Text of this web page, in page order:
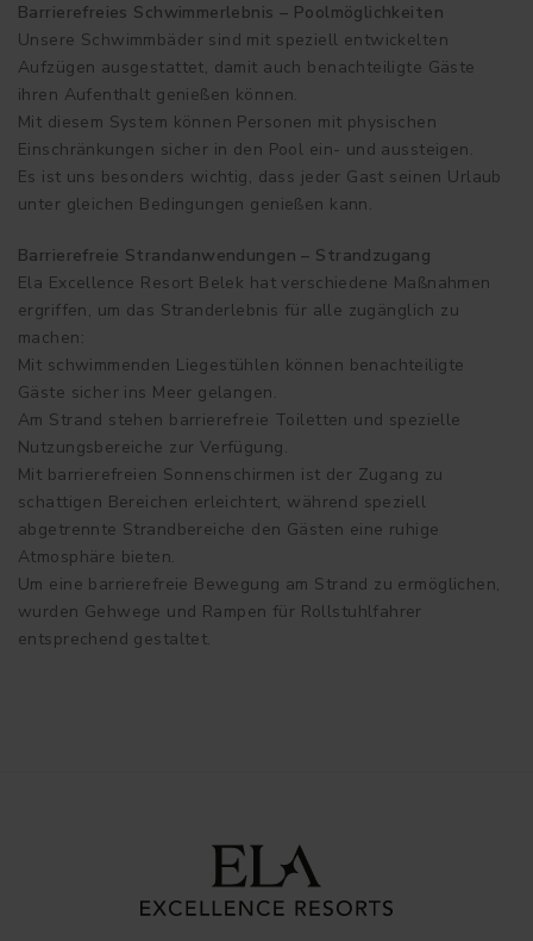
Barrierefreies Schwimmerlebnis – Poolmöglichkeiten
Unsere Schwimmbäder sind mit speziell entwickelten
Aufzügen ausgestattet, damit auch benachteiligte Gäste
ihren Aufenthalt genießen können.
Mit diesem System können Personen mit physischen
Einschränkungen sicher in den Pool ein- und aussteigen.
Es ist uns besonders wichtig, dass jeder Gast seinen Urlaub
unter gleichen Bedingungen genießen kann.
Barrierefreie Strandanwendungen – Strandzugang
Ela Excellence Resort Belek hat verschiedene Maßnahmen
ergriffen, um das Stranderlebnis für alle zugänglich zu
machen:
Mit schwimmenden Liegestühlen können benachteiligte
Gäste sicher ins Meer gelangen.
Am Strand stehen barrierefreie Toiletten und spezielle
Nutzungsbereiche zur Verfügung.
Mit barrierefreien Sonnenschirmen ist der Zugang zu
schattigen Bereichen erleichtert, während speziell
abgetrennte Strandbereiche den Gästen eine ruhige
Atmosphäre bieten.
Um eine barrierefreie Bewegung am Strand zu ermöglichen,
wurden Gehwege und Rampen für Rollstuhlfahrer
entsprechend gestaltet.